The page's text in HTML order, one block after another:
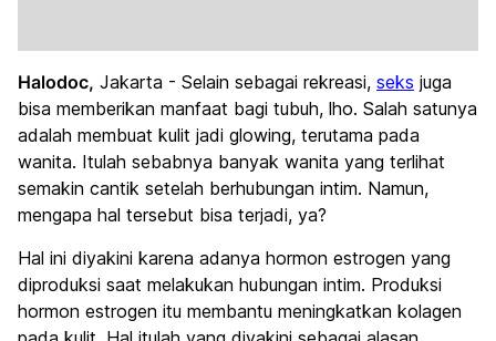
Halodoc, Jakarta - Selain sebagai rekreasi, seks juga
bisa memberikan manfaat bagi tubuh, lho. Salah satunya
adalah membuat kulit jadi glowing, terutama pada
wanita. Itulah sebabnya banyak wanita yang terlihat
semakin cantik setelah berhubungan intim. Namun,
mengapa hal tersebut bisa terjadi, ya?
Hal ini diyakini karena adanya hormon estrogen yang
diproduksi saat melakukan hubungan intim. Produksi
hormon estrogen itu membantu meningkatkan kolagen